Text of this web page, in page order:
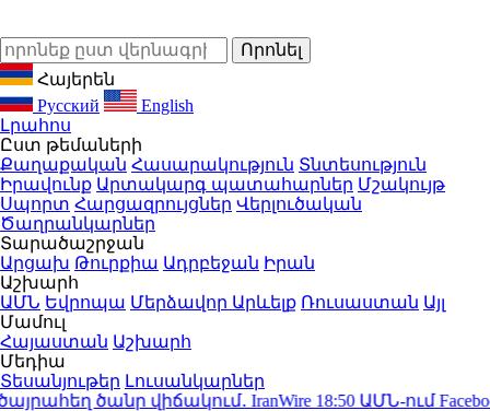
Հայերեն
Русский
English
Լրահոս
Ըստ թեմաների
Քաղաքական Հասարակություն Տնտեսություն
Իրավունք Արտակարգ պատահարներ Մշակույթ
Սպորտ Հարցազրույցներ Վերլուծական
Ծաղրանկարներ
Տարածաշրջան
Արցախ Թուրքիա Ադրբեջան Իրան
Աշխարհ
ԱՄՆ Եվրոպա Մերձավոր Արևելք Ռուսաստան Այլ
Մամուլ
Հայաստան Աշխարհ
Մեդիա
Տեսանյութեր Լուսանկարներ
ծանր վիճակում․ IranWire18:50 ԱՄՆ-ում Facebook-